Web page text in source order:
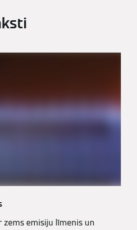
zems emisiju līmenis un